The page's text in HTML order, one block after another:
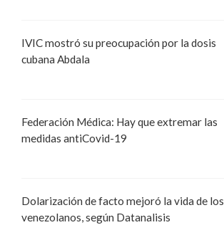
IVIC mostró su preocupación por la dosis
cubana Abdala
Federación Médica: Hay que extremar las
medidas antiCovid-19
Dolarización de facto mejoró la vida de los
venezolanos, según Datanalisis